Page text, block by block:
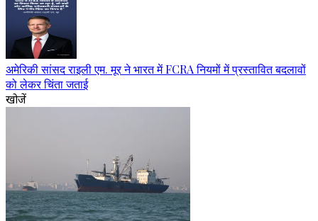
अमेरिकी सांसद राइली एम. मूर ने भारत में FCRA नियमों में प्रस्तावित बदलावों
को लेकर चिंता जताई
खोजें